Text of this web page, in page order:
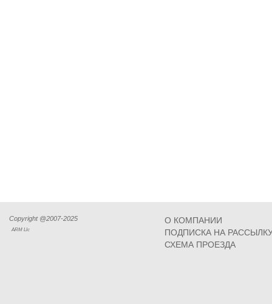
Copyright @2007-2025
ARM Llc
О КОМПАНИИ
ПОДПИСКА НА
СХЕМА ПРОЕЗДА